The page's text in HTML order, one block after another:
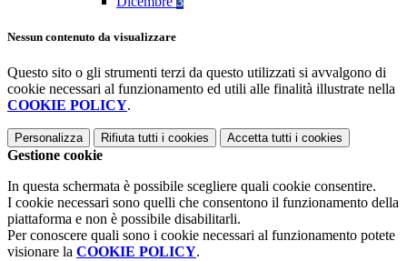
Nessun contenuto da visualizzare
Questo sito o gli strumenti terzi da questo utilizzati si avvalgono di
cookie necessari al funzionamento ed utili alle finalità illustrate nella
COOKIE POLICY.
Personalizza Rifiuta tutti i cookies Accetta tutti i cookies
Gestione cookie
In questa schermata è possibile scegliere quali cookie consentire.
I cookie necessari sono quelli che consentono il funzionamento della
piattaforma e non è possibile disabilitarli.
Per conoscere quali sono i cookie necessari al funzionamento potete
visionare la COOKIE POLICY.